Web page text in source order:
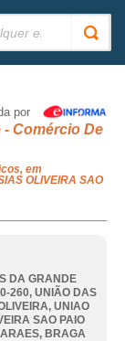
por
Comércio De
em
OLIVEIRA SAO
DA GRANDE
260, UNIÃO DAS
, UNIAO
SAO PAIO
, BRAGA